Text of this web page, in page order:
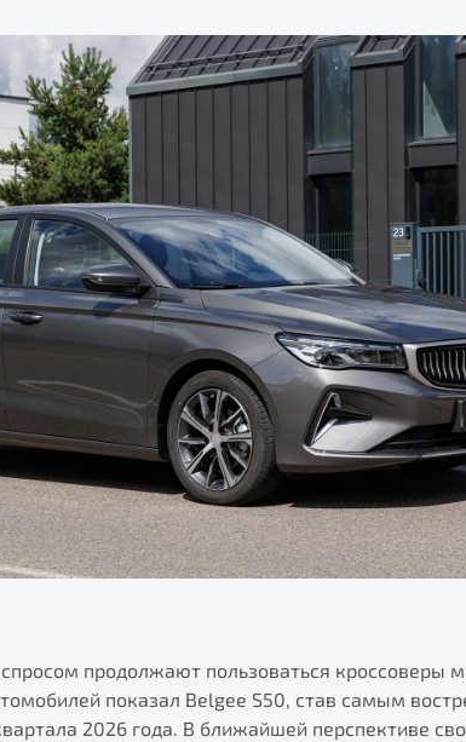
продолжают пользоваться кроссоверы
показал Belgee S50, став самым
2026 года. В ближайшей перспективе